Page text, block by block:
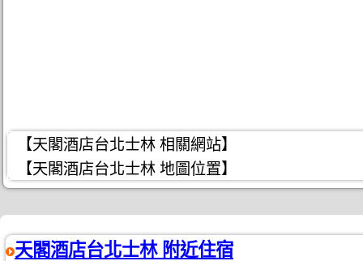
【天閣酒店台北士林 相關網站】
【天閣酒店台北士林 地圖位置】
天閣酒店台北士林 附近住宿